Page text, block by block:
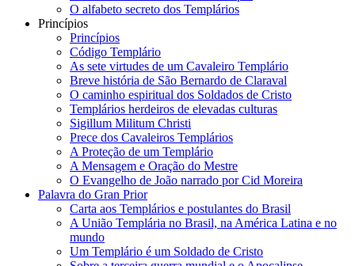
O alfabeto secreto dos Templários
Princípios
Princípios
Código Templário
As sete virtudes de um Cavaleiro Templário
Breve história de São Bernardo de Claraval
O caminho espiritual dos Soldados de Cristo
Templários herdeiros de elevadas culturas
Sigillum Militum Christi
Prece dos Cavaleiros Templários
A Proteção de um Templário
A Mensagem e Oração do Mestre
O Evangelho de João narrado por Cid Moreira
Palavra do Gran Prior
Carta aos Templários e postulantes do Brasil
A União Templária no Brasil, na América Latina e no
mundo
Um Templário é um Soldado de Cristo